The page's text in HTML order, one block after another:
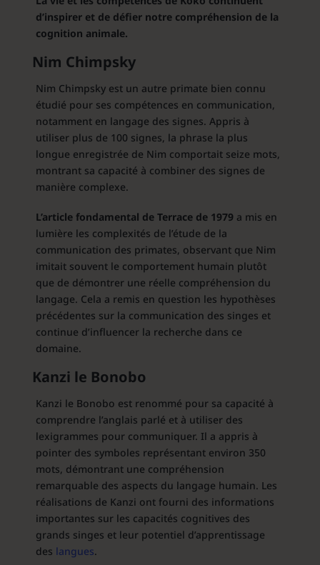
d’inspirer et de défier notre compréhension de la
cognition animale.
Nim Chimpsky
Nim Chimpsky est un autre primate bien connu
étudié pour ses compétences en communication,
notamment en langage des signes. Appris à
utiliser plus de 100 signes, la phrase la plus
longue enregistrée de Nim comportait seize mots,
montrant sa capacité à combiner des signes de
manière complexe.
L’article fondamental de Terrace de 1979 a mis en
lumière les complexités de l’étude de la
communication des primates, observant que Nim
imitait souvent le comportement humain plutôt
que de démontrer une réelle compréhension du
langage. Cela a remis en question les hypothèses
précédentes sur la communication des singes et
continue d’influencer la recherche dans ce
domaine.
Kanzi le Bonobo
Kanzi le Bonobo est renommé pour sa capacité à
comprendre l’anglais parlé et à utiliser des
lexigrammes pour communiquer. Il a appris à
pointer des symboles représentant environ 350
mots, démontrant une compréhension
remarquable des aspects du langage humain. Les
réalisations de Kanzi ont fourni des informations
importantes sur les capacités cognitives des
grands singes et leur potentiel d’apprentissage
des langues.